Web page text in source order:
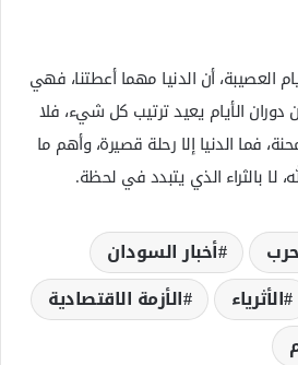
العصيبة، أن الدنيا مهما أعطتنا، فهي
دوران الأيام يعيد ترتيب كل شيء، فلا
فما الدنيا إلا رحلة قصيرة، وأهم ما
لا بالثراء الذي يتبدد في لحظة.
أخبار السودان
الأثرياء
الأزمة الاقتصادية